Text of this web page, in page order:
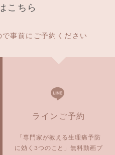
こちら
事前にご予約ください
ラインご予約
「専門家が教える生理痛予防
に効く3つのこと」無料動画プ